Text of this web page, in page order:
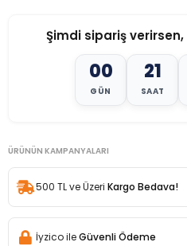
Şimdi sipariş verirsen,
00
GÜN
21
SAAT
ÜRÜNÜN KAMPANYALARI
500 TL ve Üzeri Kargo Bedava!
İyzico ileGüvenli Ödeme